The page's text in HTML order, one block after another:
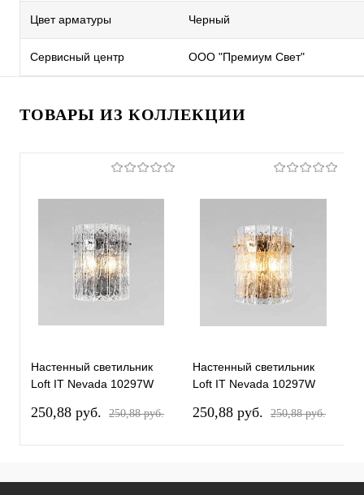
Цвет арматуры Черный
Сервисный центр ООО "Премиум Свет"
ТОВАРЫ ИЗ КОЛЛЕКЦИИ
Настенный светильник
Loft IT Nevada 10297W
250,88 pуб. 250,88 pуб.
Настенный светильник
Loft IT Nevada 10297W
250,88 pуб. 250,88 pуб.